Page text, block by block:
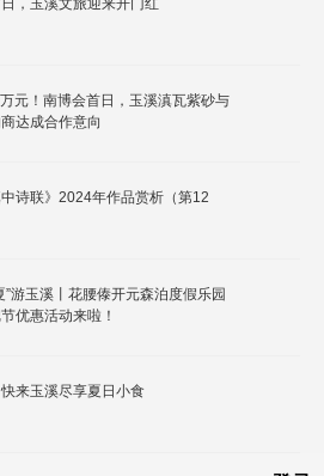
，玉溪文旅迎来开门红
元！南博会首日，玉溪滇瓦紫砂与
达成合作意向
诗联》2024年作品赏析（第12
”游玉溪丨花腰傣开元森泊度假乐园
优惠活动来啦！
来玉溪尽享夏日小食